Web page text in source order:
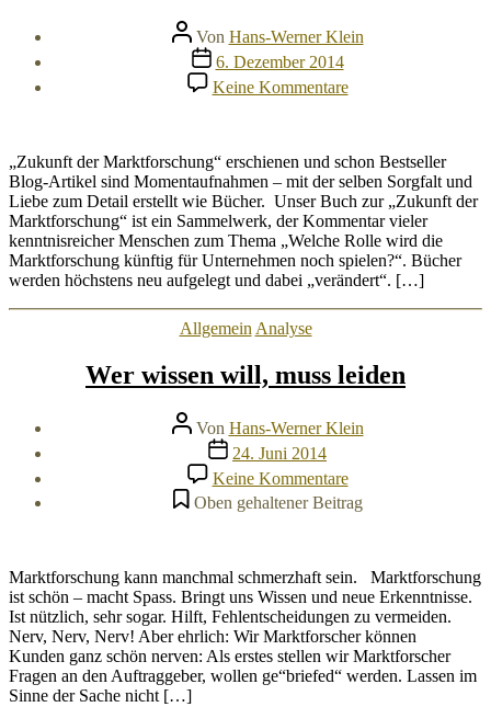
Beitragsautor
Von Hans-Werner Klein
Veröffentlichungsdatum
6. Dezember 2014
Keine Kommentarezu
Mitherausgeber:
Marktforschung“.
Buch
„Zukunft der Marktforschung“ erschienen und schon Bestseller
Blog-Artikel sind Momentaufnahmen – mit der selben Sorgfalt und
Liebe zum Detail erstellt wie Bücher. Unser Buch zur „Zukunft der
Marktforschung“ ist ein Sammelwerk, der Kommentar vieler
kenntnisreicher Menschen zum Thema „Welche Rolle wird die
Marktforschung künftig für Unternehmen noch spielen?“. Bücher
werden höchstens neu aufgelegt und dabei „verändert“. […]
Kategorien
Allgemein Analyse
Wer wissen will, muss leiden
Beitragsautor
Von Hans-Werner Klein
Veröffentlichungsdatum
24. Juni 2014
Keine Kommentarezu
Wer
wissen
leiden
Oben gehaltener Beitrag
Marktforschung kann manchmal schmerzhaft sein. Marktforschung
ist schön – macht Spass. Bringt uns Wissen und neue Erkenntnisse.
Ist nützlich, sehr sogar. Hilft, Fehlentscheidungen zu vermeiden.
Nerv, Nerv, Nerv! Aber ehrlich: Wir Marktforscher können
Kunden ganz schön nerven: Als erstes stellen wir Marktforscher
Fragen an den Auftraggeber, wollen ge“briefed“ werden. Lassen im
Sinne der Sache nicht […]